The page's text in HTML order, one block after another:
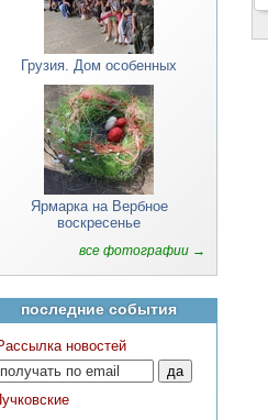
Грузия. Дом особенных
Ярмарка на Вербное
воскресенье
все фотографии →
последние события
новостей